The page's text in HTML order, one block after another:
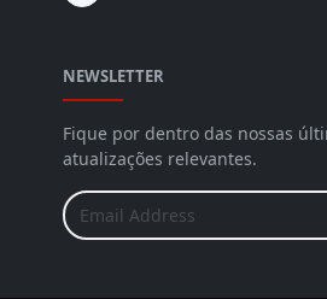
NEWSLETTER
Fique por dentro das nossas
atualizações relevantes.